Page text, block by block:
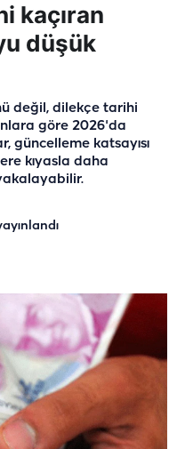
kaçıran
düşük
değil, dilekçe tarihi
göre 2026'da
güncelleme katsayısı
kıyasla daha